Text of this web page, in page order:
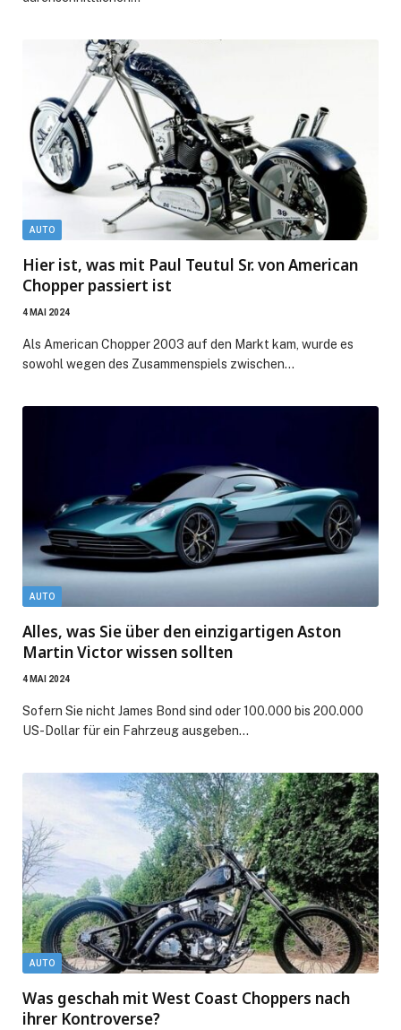
AUTO
Hier ist, was mit Paul Teutul Sr. von American
Chopper passiert ist
4 MAI 2024
Als American Chopper 2003 auf den Markt kam, wurde es
sowohl wegen des Zusammenspiels zwischen…
AUTO
Alles, was Sie über den einzigartigen Aston
Martin Victor wissen sollten
4 MAI 2024
Sofern Sie nicht James Bond sind oder 100.000 bis 200.000
US-Dollar für ein Fahrzeug ausgeben…
AUTO
Was geschah mit West Coast Choppers nach
ihrer Kontroverse?